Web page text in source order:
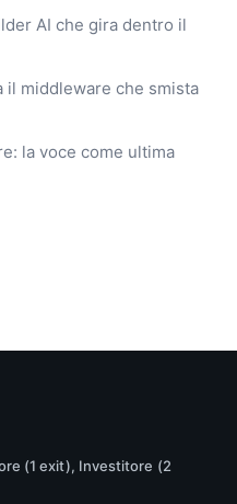
AI che gira dentro il
il middleware che smista
la voce come ultima
(1 exit), Investitore (2